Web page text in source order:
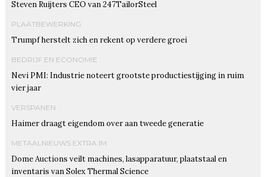
Steven Ruijters CEO van 247TailorSteel
PLAATBEWERKING
Trumpf herstelt zich en rekent op verdere groei
BEDRIJF EN ECONOMIE
Nevi PMI: Industrie noteert grootste productiestijging in ruim
vier jaar
VERSPANEN
Haimer draagt eigendom over aan tweede generatie
METAALNIEUWS EXTRA IM
Dome Auctions veilt machines, lasapparatuur, plaatstaal en
inventaris van Solex Thermal Science